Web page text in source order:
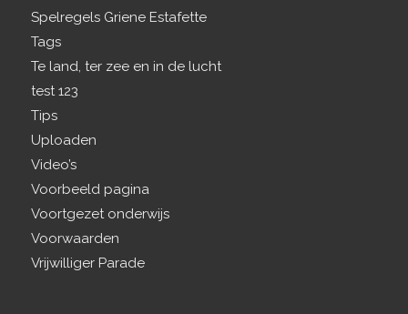
Spelregels Griene Estafette
Tags
Te land, ter zee en in de lucht
test 123
Tips
Uploaden
Video’s
Voorbeeld pagina
Voortgezet onderwijs
Voorwaarden
Vrijwilliger Parade